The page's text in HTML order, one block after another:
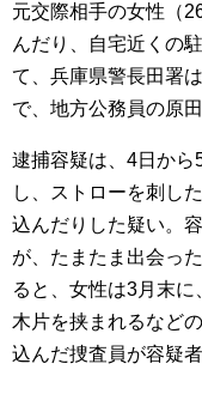
元交際相手の女性（
んだり、自宅近くの
て、兵庫県警長田署
で、地方公務員の原
逮捕容疑は、4日か
し、ストローを刺し
込んだりした疑い。
が、たまたま出会っ
ると、女性は3月末
木片を挟まれるなど
込んだ捜査員が容疑